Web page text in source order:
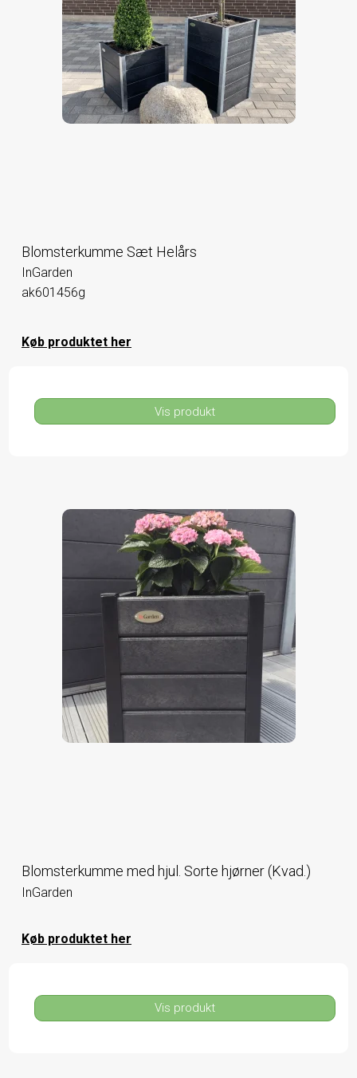
Blomsterkumme Sæt Helårs
InGarden
ak601456g
Køb produktet her
Vis produkt
Blomsterkumme med hjul. Sorte hjørner (Kvad.)
InGarden
Køb produktet her
Vis produkt